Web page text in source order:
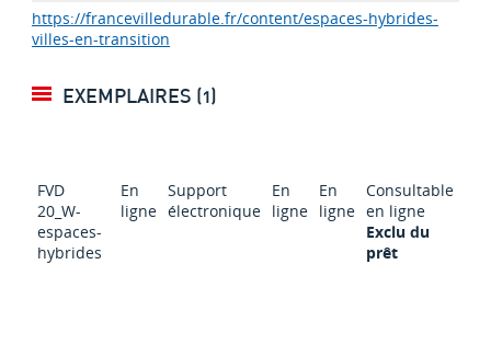
https://francevilledurable.fr/content/espaces-hybrides-
villes-en-transition
EXEMPLAIRES (1)
FVD
20_W-
espaces-
hybrides
En
ligne
Support
électronique
En
ligne
En
ligne
Consultable
en ligne
Exclu du
prêt